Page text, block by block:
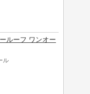
ルーフ ワンオー
ル